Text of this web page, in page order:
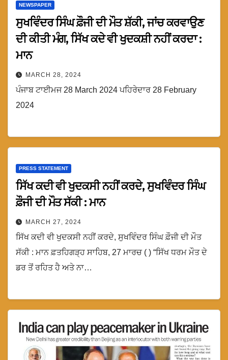
NEWSPAPER
ਸੁਖਵਿੰਦਰ ਸਿੰਘ ਫ਼ੌਜੀ ਦੀ ਮੌਤ ਸ਼ੱਕੀ, ਜਾਂਚ ਕਰਵਾਉਣ
ਦੀ ਕੀਤੀ ਮੰਗ, ਸਿੱਖ ਕਦੇ ਵੀ ਖੁਦਕਸ਼ੀ ਨਹੀਂ ਕਰਦਾ :
ਮਾਨ
MARCH 28, 2024
ਪੰਜਾਬ ਟਾਈਮਜ 28 March 2024 ਪਹਿਰੇਦਾਰ 28 February
2024
PRESS STATEMENT
ਸਿੱਖ ਕਦੀ ਵੀ ਖੁਦਕਸੀ ਨਹੀਂ ਕਰਦੇ, ਸੁਖਵਿੰਦਰ ਸਿੰਘ
ਫ਼ੌਜੀ ਦੀ ਮੌਤ ਸੱਕੀ : ਮਾਨ
MARCH 27, 2024
ਸਿੱਖ ਕਦੀ ਵੀ ਖੁਦਕਸੀ ਨਹੀਂ ਕਰਦੇ, ਸੁਖਵਿੰਦਰ ਸਿੰਘ ਫ਼ੌਜੀ ਦੀ ਮੌਤ
ਸੱਕੀ : ਮਾਨ ਫ਼ਤਹਿਗੜ੍ਹ ਸਾਹਿਬ, 27 ਮਾਰਚ ( ) “ਸਿੱਖ ਧਰਮ ਮੌਤ ਦੇ
ਡਰ ਤੋਂ ਰਹਿਤ ਹੈ ਅਤੇ ਨਾ…